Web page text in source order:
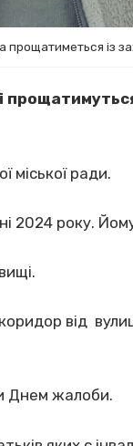
прощатиметься із
міської ради.
2024 року.
від
Днем жалоби.